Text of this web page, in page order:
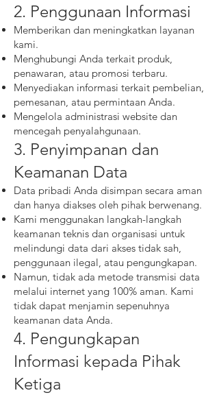
2. Penggunaan Informasi
Memberikan dan meningkatkan layanan
kami.
Menghubungi Anda terkait produk,
penawaran, atau promosi terbaru.
Menyediakan informasi terkait pembelian,
pemesanan, atau permintaan Anda.
Mengelola administrasi website dan
mencegah penyalahgunaan.
3. Penyimpanan dan
Keamanan Data
Data pribadi Anda disimpan secara aman
dan hanya diakses oleh pihak berwenang.
Kami menggunakan langkah-langkah
keamanan teknis dan organisasi untuk
melindungi data dari akses tidak sah,
penggunaan ilegal, atau pengungkapan.
Namun, tidak ada metode transmisi data
melalui internet yang 100% aman. Kami
tidak dapat menjamin sepenuhnya
keamanan data Anda.
4. Pengungkapan
Informasi kepada Pihak
Ketiga